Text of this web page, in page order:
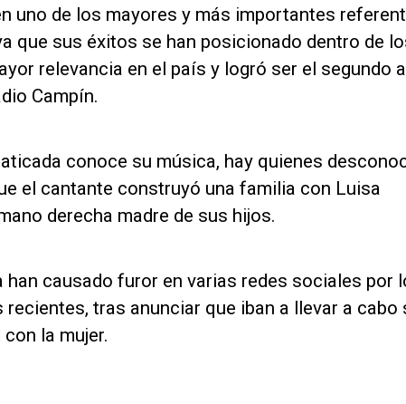
uno de los mayores y más importantes
que sus éxitos se han posicionado dentro de
relevancia en el país y logró ser el segundo
Campín.
conoce su música, hay quienes
el cantante construyó una familia con Luisa
derecha madre de sus hijos.
causado furor en varias redes sociales por
tras anunciar que iban a llevar a cabo
la mujer.